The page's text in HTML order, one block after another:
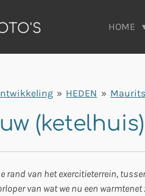
HOME
» HEDEN »
rand van het exercitieterrein,
van wat we nu een